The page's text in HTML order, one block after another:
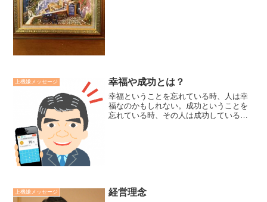
上機嫌メッセージ 幸福や成功とは？
幸福ということを忘れている時、人は幸
福なのかもしれない。成功ということを
忘れている時、その人は成功しているの
上機嫌メッセージ 経営理念